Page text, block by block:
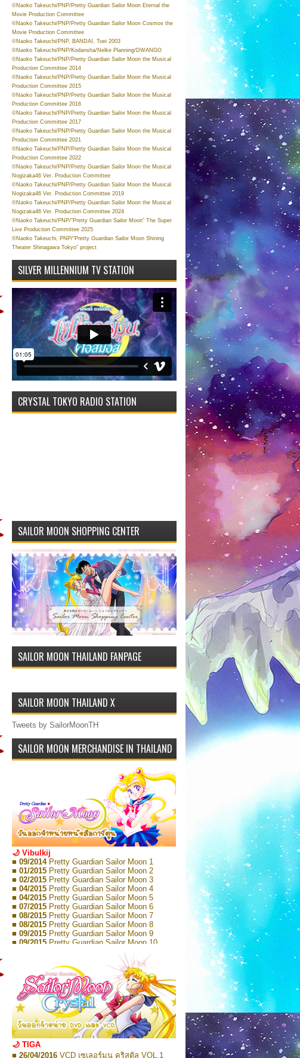
©Naoko Takeuchi/PNP/Pretty Guardian Sailor Moon Eternal the
Movie Production Committee
©Naoko Takeuchi/PNP/Pretty Guardian Sailor Moon Cosmos the
Movie Production Committee
©Naoko Takeuchi/PNP, BANDAI, Toei 2003
©Naoko Takeuchi/PNP/Kodansha/Nelke Planning/DWANGO
©Naoko Takeuchi/PNP/Pretty Guardian Sailor Moon the Musical
Production Committee 2014
©Naoko Takeuchi/PNP/Pretty Guardian Sailor Moon the Musical
Production Committee 2015
©Naoko Takeuchi/PNP/Pretty Guardian Sailor Moon the Musical
Production Committee 2016
©Naoko Takeuchi/PNP/Pretty Guardian Sailor Moon the Musical
Production Committee 2017
©Naoko Takeuchi/PNP/Pretty Guardian Sailor Moon the Musical
Production Committee 2021
©Naoko Takeuchi/PNP/Pretty Guardian Sailor Moon the Musical
Production Committee 2022
©Naoko Takeuchi/PNP/Pretty Guardian Sailor Moon the Musical
Nogizaka46 Ver. Production Committee
©Naoko Takeuchi/PNP/Pretty Guardian Sailor Moon the Musical
Nogizaka46 Ver. Production Committee 2019
©Naoko Takeuchi/PNP/Pretty Guardian Sailor Moon the Musical
Nogizaka46 Ver. Production Committee 2024
©Naoko Takeuchi/PNP/“Pretty Guardian Sailor Moon” The Super
Live Production Committee 2025
©Naoko Takeuchi, PNP/“Pretty Guardian Sailor Moon Shining
Theater Shinagawa Tokyo” project
SILVER MILLENNIUM TV STATION
CRYSTAL TOKYO RADIO STATION
SAILOR MOON SHOPPING CENTER
SAILOR MOON THAILAND FANPAGE
SAILOR MOON THAILAND X
Tweets by SailorMoonTH
SAILOR MOON MERCHANDISE IN THAILAND
🌙 Vibulkij
■ 09/2014 Pretty Guardian Sailor Moon 1
■ 01/2015 Pretty Guardian Sailor Moon 2
■ 02/2015 Pretty Guardian Sailor Moon 3
■ 04/2015 Pretty Guardian Sailor Moon 4
■ 04/2015 Pretty Guardian Sailor Moon 5
■ 07/2015 Pretty Guardian Sailor Moon 6
■ 08/2015 Pretty Guardian Sailor Moon 7
■ 08/2015 Pretty Guardian Sailor Moon 8
■ 09/2015 Pretty Guardian Sailor Moon 9
■ 09/2015 Pretty Guardian Sailor Moon 10
Pretty Guardian Sailor Moon 11
Pretty Guardian Sailor Moon 12
Pretty Guardian Sailor Moon Short
Stories 1
■ 09/2018Pretty Guardian Sailor Moon Short
Stories 2
■ 01/2022Pretty Guardian Sailor Moon Eternal
Edition 1
■ 01/2022Pretty Guardian Sailor Moon Eternal
Edition 2
■ 03/2022Pretty Guardian Sailor Moon Eternal
Edition 3
🌙 TIGA
■ 26/04/2016 VCD เซเลอร์มูน คริสตัล VOL.1